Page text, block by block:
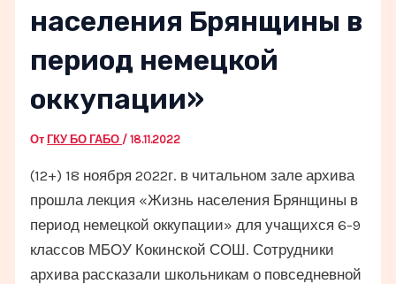
населения Брянщины в
период немецкой
оккупации»
ОтГКУ БО ГАБО /18.11.2022
(12+) 18 ноября 2022г. в читальном зале архива
прошла лекция «Жизнь населения Брянщины в
период немецкой оккупации» для учащихся 6-9
классов МБОУ Кокинской СОШ. Сотрудники
архива рассказали школьникам о повседневной